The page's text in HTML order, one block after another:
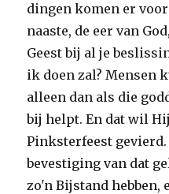
dingen komen er
naaste, de eer van
Geest bij al je
ik doen zal? Mensen
alleen dan als die
bij helpt. En dat wil
Pinksterfeest
bevestiging van dat
zo'n Bijstand hebben,